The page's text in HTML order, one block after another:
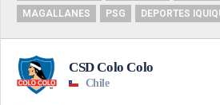
MAGALLANES
PSG DEPORTES